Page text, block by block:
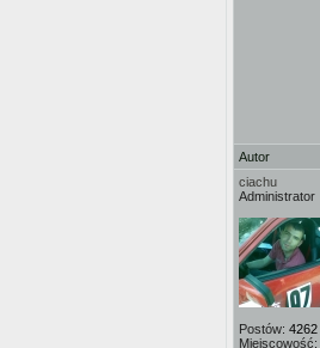
Autor
ciachu
Administrator
Postów: 4262
Miejscowość: